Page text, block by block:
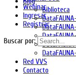
Biblioteca
Red VVS
Contacto
Webinar
Ingresar
Registrar
Buscar por: